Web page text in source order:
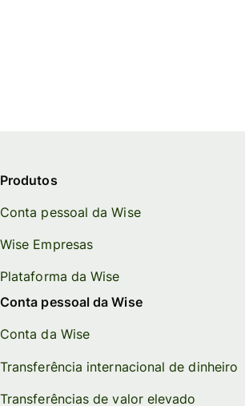
Produtos
Conta pessoal da Wise
Wise Empresas
Plataforma da Wise
Conta pessoal da Wise
Conta da Wise
Transferência internacional de dinheiro
Transferências de valor elevado